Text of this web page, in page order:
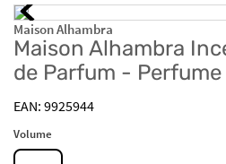
Maison Alhambra
Maison Alhambra
de Parfum -
9925944
Volume